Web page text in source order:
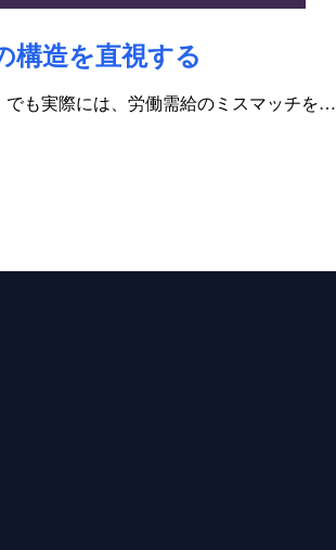
構造を直視する
でも実際には、労働需給のミスマッチを…